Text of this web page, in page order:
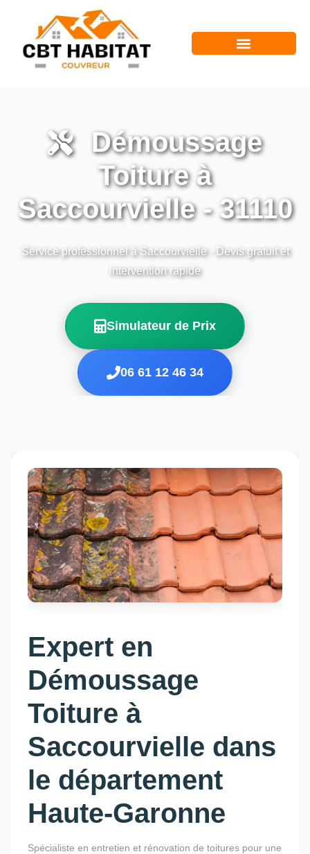
Démoussage
Toiture à
Saccourvielle - 31110
Service professionnel à Saccourvielle - Devis gratuit et
intervention rapide
Simulateur de Prix
06 61 12 46 34
Expert en
Démoussage
Toiture à
Saccourvielle dans
le département
Haute-Garonne
Spécialiste en entretien et rénovation de toitures pour une